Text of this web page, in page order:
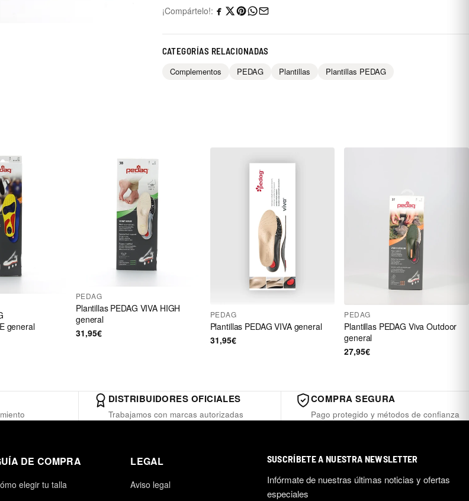
¡Compártelo!:
CATEGORÍAS RELACIONADAS
Complementos PEDAG Plantillas Plantillas PEDAG
general
PEDAG
Plantillas PEDAG VIVA HIGH
general
31,95€
PEDAG
Plantillas PEDAG VIVA general
31,95€
PEDAG
Plantillas PEDAG Viva Outdoor
general
27,95€
DISTRIBUIDORES OFICIALES
Trabajamos con marcas autorizadas
COMPRA SEGURA
Pago protegido y métodos de confianza
DE COMPRA
elegir tu talla
LEGAL
Aviso legal
SUSCRÍBETE A NUESTRA NEWSLETTER
Infórmate de nuestras últimas noticias y ofertas
especiales